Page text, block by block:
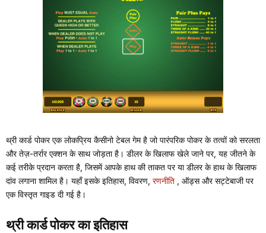
थ्री कार्ड पोकर एक लोकप्रिय कैसीनो टेबल गेम है जो पारंपरिक पोकर के तत्वों को सरलता
और तेज़-तर्रार एक्शन के साथ जोड़ता है। डीलर के खिलाफ खेले जाने पर, यह जीतने के
कई तरीके प्रदान करता है, जिसमें आपके हाथ की ताकत पर या डीलर के हाथ के खिलाफ
दांव लगाना शामिल है। यहाँ इसके इतिहास, विवरण, रणनीति , ऑड्स और सट्टेबाजी पर
एक विस्तृत गाइड दी गई है।
थ्री कार्ड पोकर का इतिहास